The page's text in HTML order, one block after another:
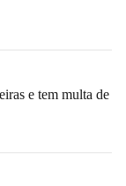
e tem multa de